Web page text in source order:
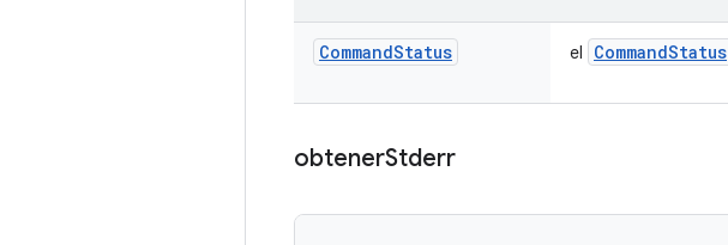
CommandStatus el CommandStatus
obtenerStderr